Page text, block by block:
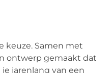
keuze. Samen met
ontwerp gemaakt dat
jarenlang van een